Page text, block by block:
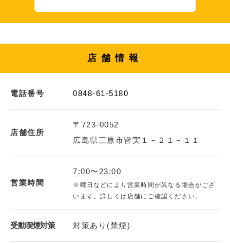
店舗情報
電話番号 0848-61-5180
店舗住所
〒723-0052
広島県三原市皆実１－２１－１１
営業時間
7:00〜23:00
※曜日などにより営業時間が異なる場合がござ
います。詳しくは店舗にご確認ください。
受動喫煙対策 対策あり(禁煙)